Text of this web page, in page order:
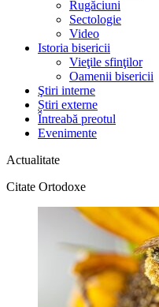
Rugăciuni
Sectologie
Video
Istoria bisericii
Vieţile sfinţilor
Oamenii bisericii
Ştiri interne
Știri externe
Întreabă preotul
Evenimente
Actualitate
Citate Ortodoxe